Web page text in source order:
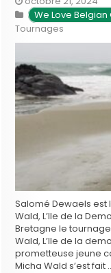
We Love Belgian
Tournages
Salomé Dewaels est
Wald, L’Ile de la
Bretagne le
Wald, L’Ile de la
prometteuse jeune
Micha Wald s’est fait